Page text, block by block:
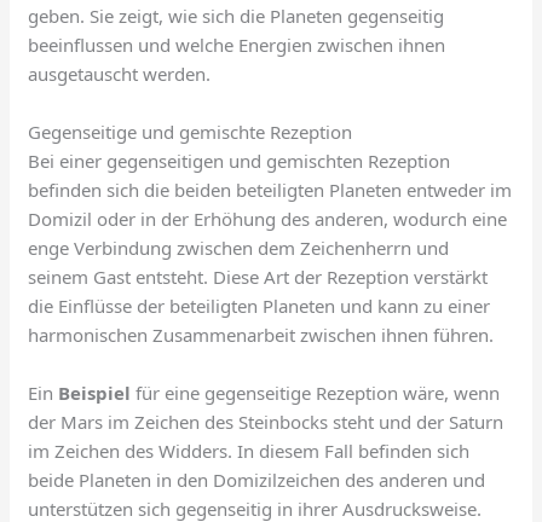
geben. Sie zeigt, wie sich die Planeten gegenseitig
beeinflussen und welche Energien zwischen ihnen
ausgetauscht werden.
Gegenseitige und gemischte Rezeption
Bei einer gegenseitigen und gemischten Rezeption
befinden sich die beiden beteiligten Planeten entweder im
Domizil oder in der Erhöhung des anderen, wodurch eine
enge Verbindung zwischen dem Zeichenherrn und
seinem Gast entsteht. Diese Art der Rezeption verstärkt
die Einflüsse der beteiligten Planeten und kann zu einer
harmonischen Zusammenarbeit zwischen ihnen führen.
Ein Beispiel für eine gegenseitige Rezeption wäre, wenn
der Mars im Zeichen des Steinbocks steht und der Saturn
im Zeichen des Widders. In diesem Fall befinden sich
beide Planeten in den Domizilzeichen des anderen und
unterstützen sich gegenseitig in ihrer Ausdrucksweise.